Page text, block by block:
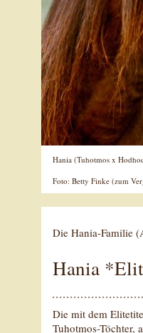
Hania (Tuhotmos x
Foto: Betty Finke (zum
Die Hania-Familie
Hania
Die mit dem
Tuhotmos-Töchter,